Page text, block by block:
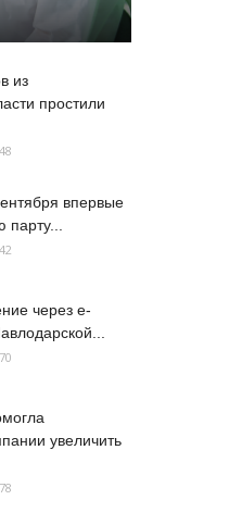
из
простили
впервые
через e-
увеличить